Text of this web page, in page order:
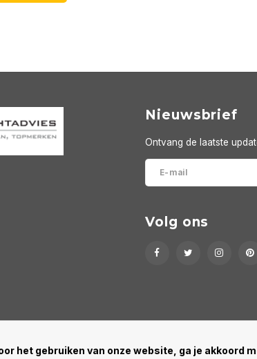
Nieuwsbrief
Ontvang de laatste
Volg ons
het gebruiken van onze website, ga je akkoord